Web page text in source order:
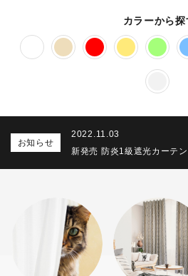
カラーから探
お知らせ
2022.11.03
新発売 防炎1級遮光カー